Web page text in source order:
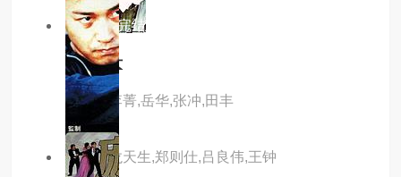
4.0分 已完结
冰天侠女
主演：李菁,岳华,张冲,田丰
主演：龙天生,郑则仕,吕良伟,王钟